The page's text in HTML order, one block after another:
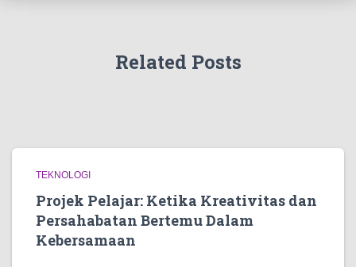
Related Posts
TEKNOLOGI
Projek Pelajar: Ketika Kreativitas dan
Persahabatan Bertemu Dalam
Kebersamaan